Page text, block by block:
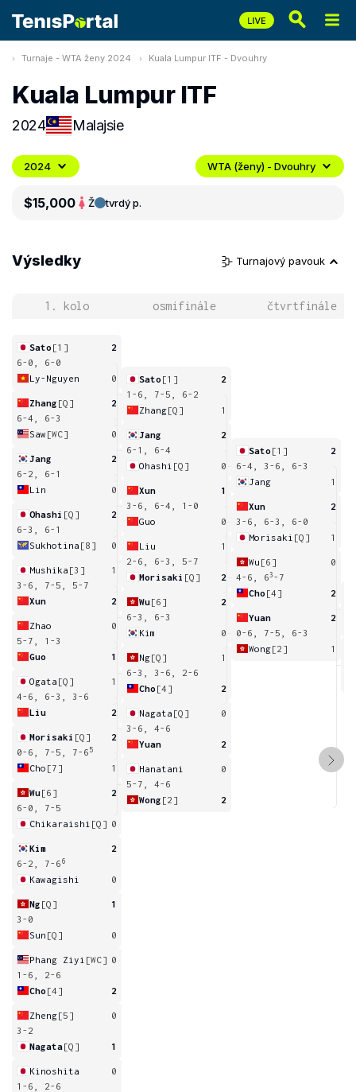
Turnaje - WTA ženy 2024 Kuala Lumpur ITF - Dvouhry
Kuala Lumpur ITF
2024 Malajsie
2024 WTA (ženy) - Dvouhry
$15,000 Ž tvrdý p.
Výsledky Turnajový pavouk
1. kolo osmifinále čtvrtfinále
Sato [1]
2
6-0, 6-0
Ly-Nguyen
0
Zhang [Q]
2
6-4, 6-3
Saw [WC] 0
Jang
2
6-2, 6-1
Lin
0
Ohashi [Q]
2
6-3, 6-1
Sukhotina [8] 0
Mushika [3]
1
3-6, 7-5, 5-7
Xun
2
Zhao
0
5-7, 1-3
Guo
1
Ogata [Q]
1
4-6, 6-3, 3-6
Liu
2
Morisaki [Q]
2
0-6, 7-5, 7-6 5
Cho [7] 1
Wu[6]
2
6-0, 7-5
Chikaraishi [Q] 0
Kim
2
6-2, 7-6 6
Kawagishi 0
Ng [Q]
1
3-0
Sun [Q] 0
Phang Ziyi [WC] 0
1-6, 2-6
Cho [4] 2
Zheng[5]
0
3-2
Nagata[Q] 1
Kinoshita
0
1-6, 2-6
Sato [1]
2
1-6, 7-5, 6-2
Zhang[Q] 1
Jang
2
6-1, 6-4
Ohashi [Q] 0
Xun
1
3-6, 6-4, 1-0
Guo
0
Liu
1
2-6, 6-3, 5-7
Morisaki [Q] 2
Wu[6]
2
6-3, 6-3
Kim
0
Ng[Q]
1
6-3, 3-6, 2-6
Cho [4] 2
Nagata [Q]
0
3-6, 4-6
Yuan
2
Hanatani
0
5-7, 4-6
Wong [2] 2
Sato [1]
2
6-4, 3-6, 6-3
Jang
1
Xun
2
3-6, 6-3, 6-0
Morisaki [Q] 1
Wu [6]
0
4-6, 63 -7
Cho [4] 2
Yuan
2
0-6, 7-5, 6-3
Wong[2] 1